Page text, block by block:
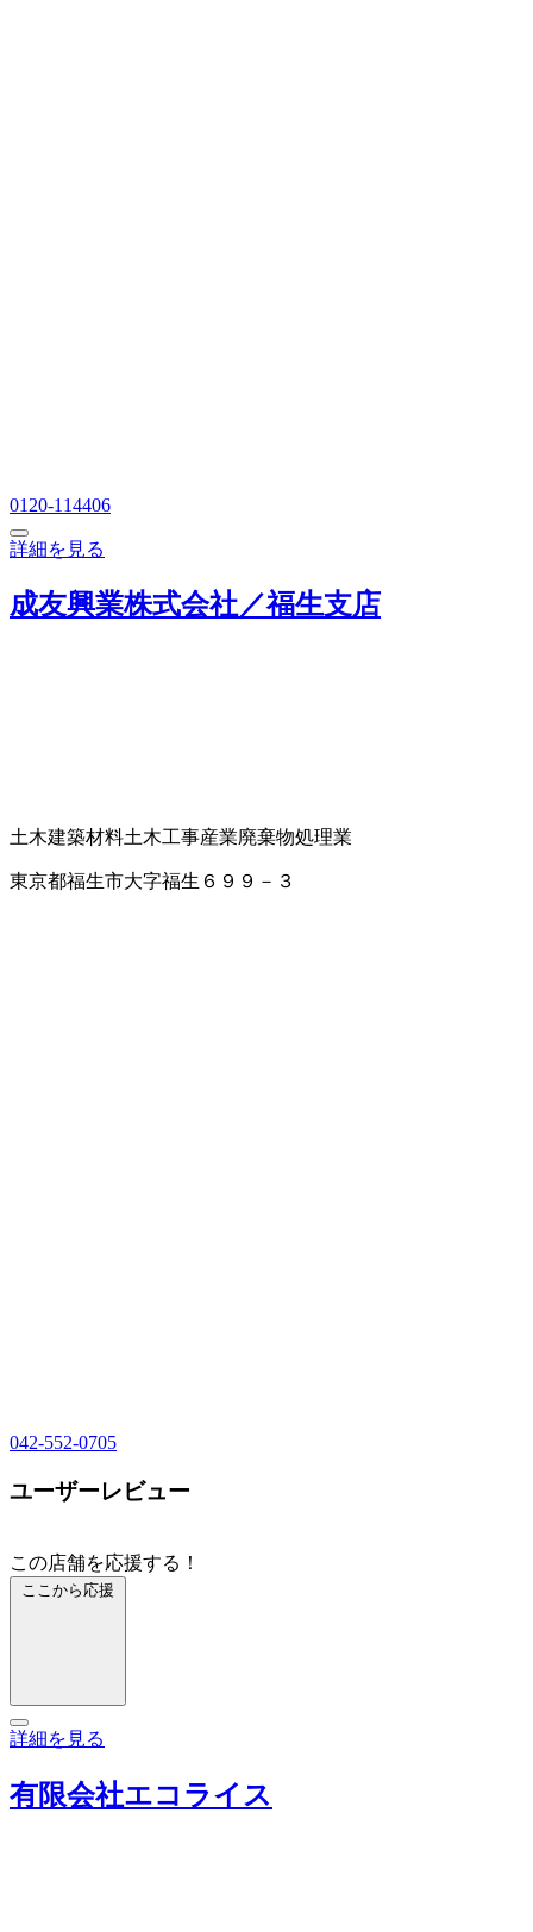
0120-114406
詳細を見る
成友興業株式会社／福生支店
土木建築材料土木工事産業廃棄物処理業
東京都福生市大字福生６９９－３
042-552-0705
ユーザーレビュー
この店舗を応援する！
ここから応援
詳細を見る
有限会社エコライス